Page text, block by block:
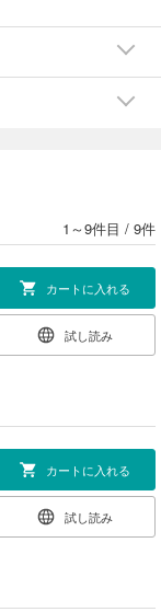
1～9件目 / 9件
カートに入れる
試し読み
カートに入れる
試し読み